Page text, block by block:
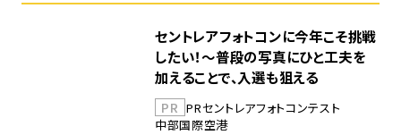
セントレアフォトコンに今年こそ挑戦
したい！～普段の写真にひと工夫を
加えることで、入選も狙える
PR PRセントレアフォトコンテスト
中部国際空港